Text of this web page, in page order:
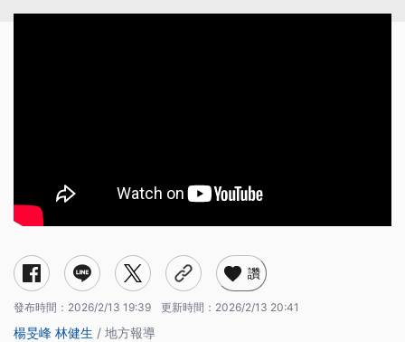
讚
發布時間： 2026/2/13 19:39 更新時間： 2026/2/13 20:41
楊旻峰 林健生 / 地方報導